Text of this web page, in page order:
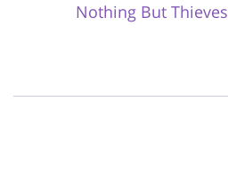
Nothing But Thieves